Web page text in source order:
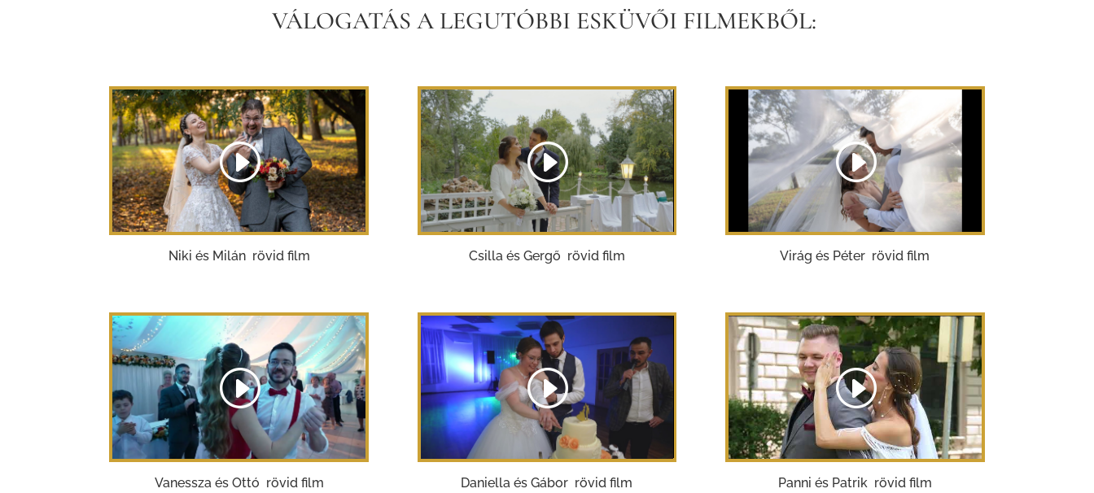
VÁLOGATÁS A LEGUTÓBBI ESKÜVŐI FILMEKBŐL:
Niki és Milán rövid film Csilla és Gergő rövid film Virág és Péter rövid film
Vanessza és Ottó rövid film Daniella és Gábor rövid film Panni és Patrik rövid film